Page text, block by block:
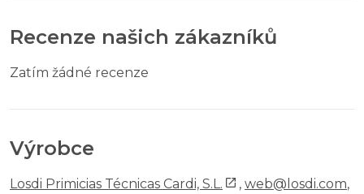
Recenze našich zákazníků
Zatím žádné recenze
Výrobce
Losdi Primicias Técnicas Cardi, S.L. , web@losdi.com,